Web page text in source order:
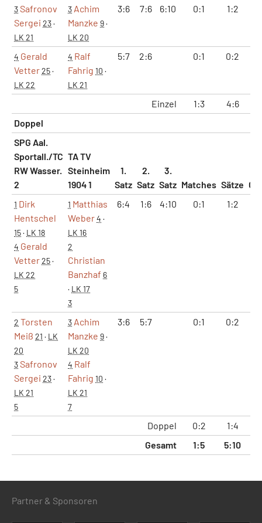
3Safronov
Sergei 23·
LK 21
3 Achim
Manzke 9·
LK 20
3:6 7:6 6:10 0:1 1:2
4 Gerald
Vetter25·
LK 22
4 Ralf
Fahrig 10 ·
LK 21
5:7 2:6 0:1 0:2
Einzel 1:3 4:6
Doppel
SPG Aal.
Sportall./TC
RW Wasser.
2
TA TV
Steinheim
1904 1
1.
Satz
2.
Satz
3.
Satz Matches Sätze
1 Dirk
Hentschel
15· LK 18
4 Gerald
Vetter25·
LK 22
5
1 Matthias
Weber4 ·
LK 16
2
Christian
Banzhaf 6
· LK 17
3
6:4 1:6 4:10 0:1 1:2
2 Torsten
Meiß 21 · LK
20
3Safronov
Sergei 23·
LK 21
5
3 Achim
Manzke 9·
LK 20
4 Ralf
Fahrig 10 ·
LK 21
7
3:6 5:7 0:1 0:2
Doppel 0:2 1:4
Gesamt
1:5 5:10
Partner & Sponsoren